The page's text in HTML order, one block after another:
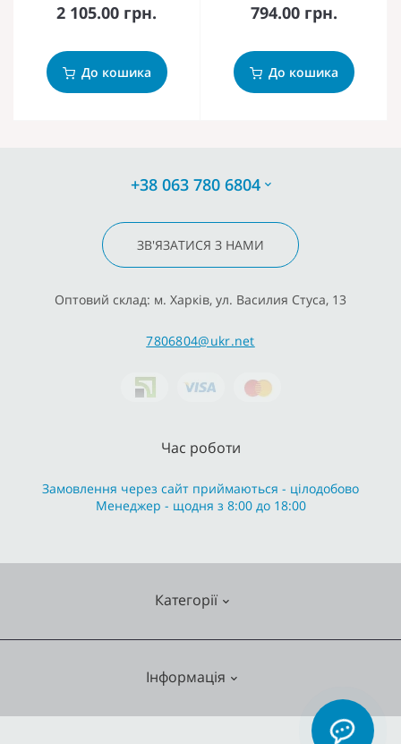
2 105.00 грн.
До кошика
794.00 грн.
До кошика
+38 063 780 6804
ЗВ'ЯЗАТИСЯ З НАМИ
Оптовий склад: м. Харків, ул. Василия Стуса, 13
7806804@ukr.net
Категорії
Інформація
Час роботи
Замовлення через сайт приймаються - цілодобово
Менеджер - щодня з 8:00 до 18:00